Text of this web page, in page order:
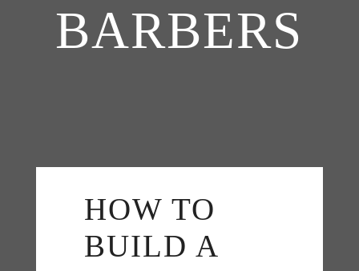
BARBERS
HOW TO
BUILD A